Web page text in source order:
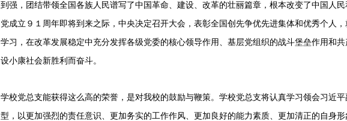
到强，团结带领全国各族人民谱写了中国革命、建设、改革的壮丽篇章，根本改变了中国人
党成立９１周年即将到来之际，中央决定召开大会，表彰全国创先争优先进集体和优秀个人
学习，在改革发展稳定中充分发挥各级党委的核心领导作用、基层党组织的战斗堡垒作用和
设小康社会新胜利而奋斗。
学校党总支能获得这么高的荣誉，是对我校的鼓励与鞭策。学校党总支将认真学习领会习近
型，以更加强烈的责任意识、更加务实的工作作风、更加良好的能力素质、更加清正的自身